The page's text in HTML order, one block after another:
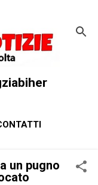
un pugno